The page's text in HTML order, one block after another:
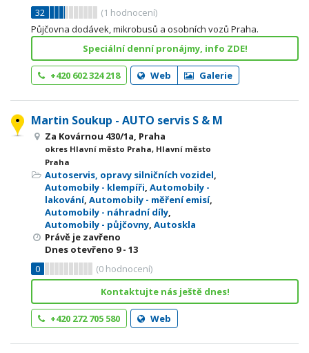
32
(1 hodnocení)
Půjčovna dodávek, mikrobusů a osobních vozů Praha.
Speciální denní pronájmy, info ZDE!
+420 602 324 218 Web Galerie
Martin Soukup - AUTO servis S & M
Za Kovárnou 430/1a, Praha
okres Hlavní město Praha, Hlavní město
Praha
Autoservis, opravy silničních vozidel,
Automobily - klempíři, Automobily -
lakování, Automobily - měření emisí,
Automobily - náhradní díly,
Automobily - půjčovny, Autoskla
Právě je zavřeno
Dnes otevřeno 9 - 13
0
(0 hodnocení)
Kontaktujte nás ještě dnes!
+420 272 705 580 Web